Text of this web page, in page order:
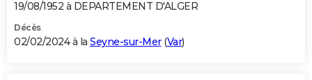
19/08/1952 à DEPARTEMENT D'ALGER
Décès
02/02/2024 à la Seyne-sur-Mer(Var)